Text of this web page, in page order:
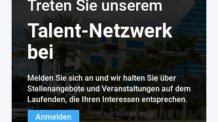
Treten Sie unserem
Talent-Netzwerk
bei
Melden Sie sich an und wir halten Sie über
Stellenangebote und Veranstaltungen auf dem
Laufenden, die Ihren Interessen entsprechen.
Anmelden